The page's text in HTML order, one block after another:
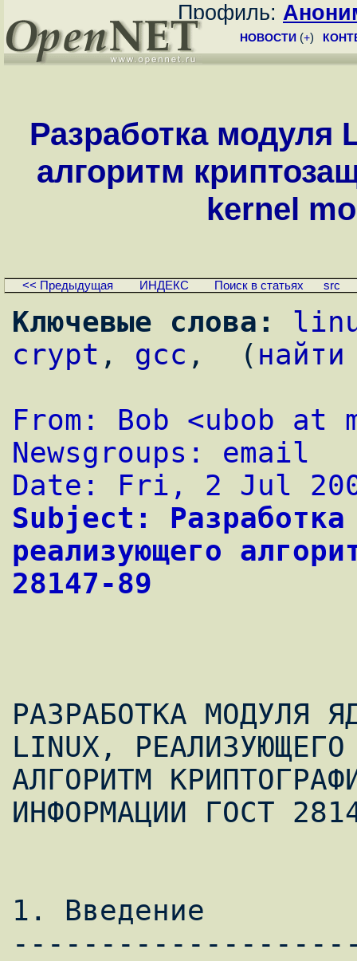
Профиль:
НОВОСТИ (+)
Разработка модуля
алгоритм
kernel
<< Предыдущая ИНДЕКС Поиск в статьях src
Ключевые слова:
crypt , gcc ,  (
From: Bob <ubob at
Newsgroups: email
Date: Fri, 2 Jul
Subject:
реализующего
28147-89
РАЗРАБОТКА МОДУЛЯ
LINUX, РЕАЛИЗУЮЩЕГО
АЛГОРИТМ
ИНФОРМАЦИИ ГОСТ
1. Введение